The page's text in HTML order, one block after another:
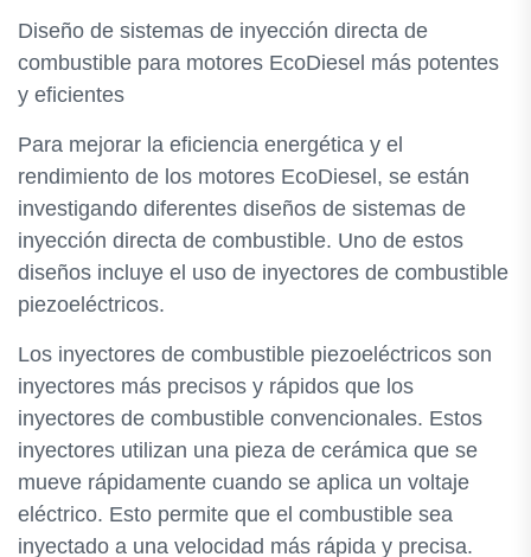
Diseño de sistemas de inyección directa de
combustible para motores EcoDiesel más potentes
y eficientes
Para mejorar la eficiencia energética y el
rendimiento de los motores EcoDiesel, se están
investigando diferentes diseños de sistemas de
inyección directa de combustible. Uno de estos
diseños incluye el uso de inyectores de combustible
piezoeléctricos.
Los inyectores de combustible piezoeléctricos son
inyectores más precisos y rápidos que los
inyectores de combustible convencionales. Estos
inyectores utilizan una pieza de cerámica que se
mueve rápidamente cuando se aplica un voltaje
eléctrico. Esto permite que el combustible sea
inyectado a una velocidad más rápida y precisa.